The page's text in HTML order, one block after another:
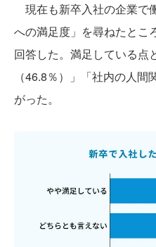
現在も新卒入社の企業で
への満足度」を尋ねたとこ
回答した。満足している点
（46.8％）」「社内の人
がった。